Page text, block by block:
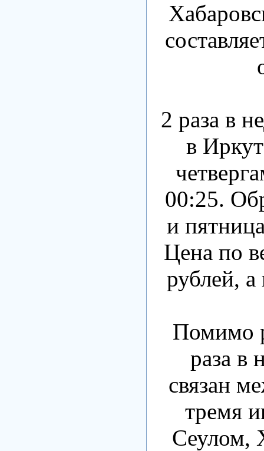
2 раза в
в
00:25.
и
Цена по
рублей, а
Помимо
раза в
связан
тремя
Сеулом,